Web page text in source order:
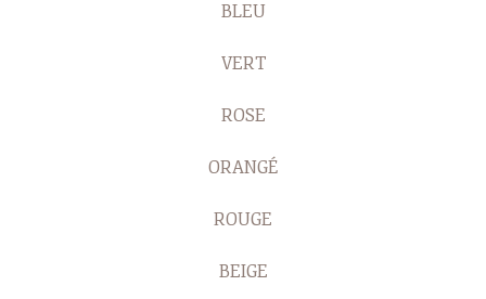
BLEU
VERT
ROSE
ORANGÉ
ROUGE
BEIGE